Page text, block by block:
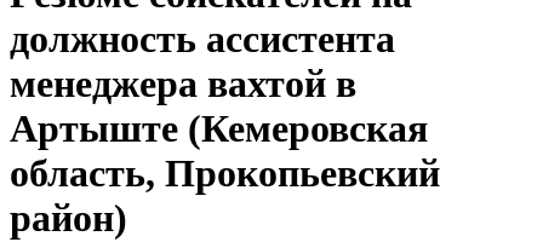
должность ассистента
менеджера вахтой в
Артыште (Кемеровская
область, Прокопьевский
район)